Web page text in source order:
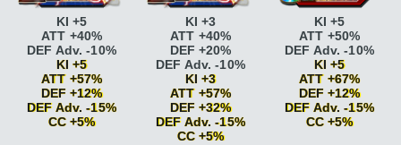
KI +5
ATT +40%
DEF Adv. -10%
KI +5
ATT +57%
DEF +12%
DEF Adv. -15%
CC +5%
KI +3
ATT +40%
DEF +20%
DEF Adv. -10%
KI +3
ATT +57%
DEF +32%
DEF Adv. -15%
CC +5%
KI +5
ATT +50%
DEF Adv. -10%
KI +5
ATT +67%
DEF +12%
DEF Adv. -15%
CC +5%